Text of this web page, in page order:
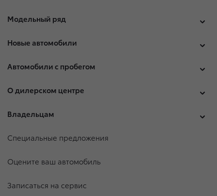
Модельный ряд
Новые автомобили
Автомобили с пробегом
О дилерском центре
Владельцам
Специальные предложения
Оцените ваш автомобиль
Записаться на сервис